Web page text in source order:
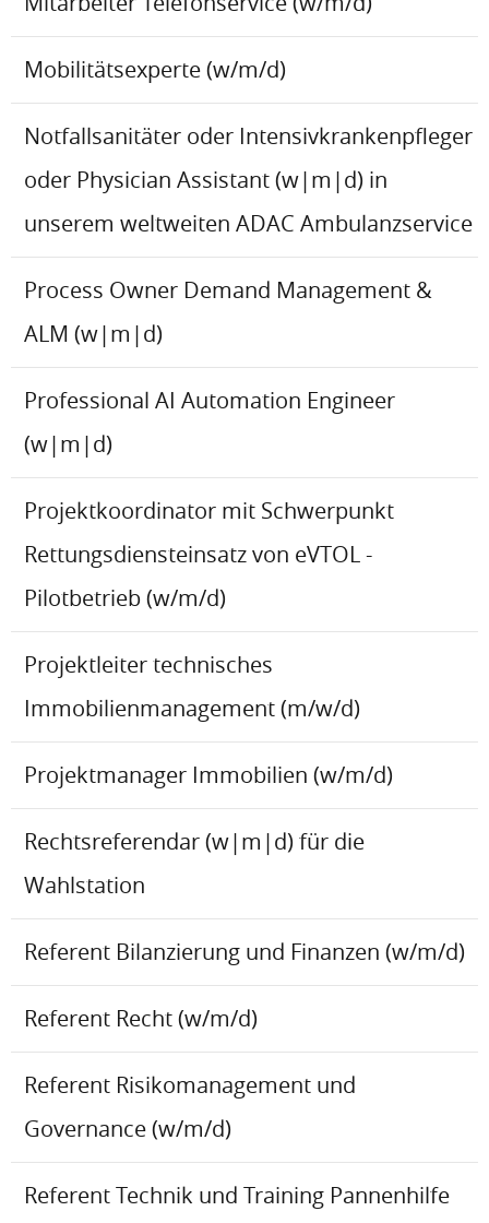
Mobilitätsexperte (w/m/d)
Notfallsanitäter oder Intensivkrankenpfleger
oder Physician Assistant (w|m|d) in
unserem weltweiten ADAC Ambulanzservice
Process Owner Demand Management &
ALM (w|m|d)
Professional AI Automation Engineer
(w|m|d)
Projektkoordinator mit Schwerpunkt
Rettungsdiensteinsatz von eVTOL -
Pilotbetrieb (w/m/d)
Projektleiter technisches
Immobilienmanagement (m/w/d)
Projektmanager Immobilien (w/m/d)
Rechtsreferendar (w|m|d) für die
Wahlstation
Referent Bilanzierung und Finanzen (w/m/d)
Referent Recht (w/m/d)
Referent Risikomanagement und
Governance (w/m/d)
Referent Technik und Training Pannenhilfe